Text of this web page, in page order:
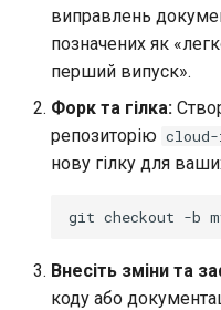
виправлень
позначених як
перший випуск».
Форк та гілка:
репозиторію
нову гілку для
git checkout -b
Внесіть зміни та
коду або